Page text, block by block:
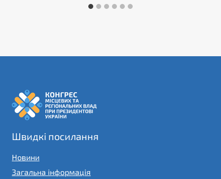
Швидкі посилання
Новини
Загальна інформація